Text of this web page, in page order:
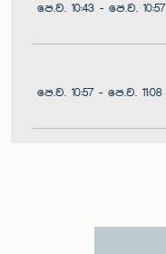
පෙ.ව. 10:43 - පෙ.ව. 10:57
පෙ.ව. 10:57 - පෙ.ව. 11:08